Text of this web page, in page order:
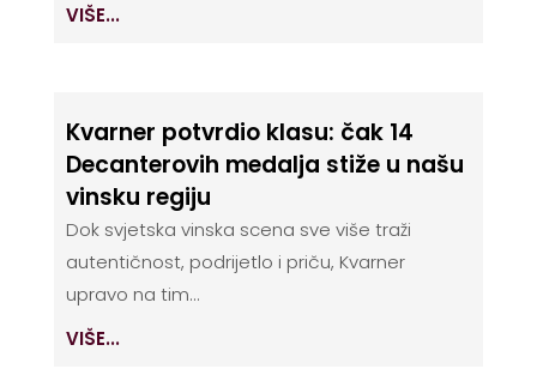
VIŠE...
Kvarner potvrdio klasu: čak 14
Decanterovih medalja stiže u našu
vinsku regiju
Dok svjetska vinska scena sve više traži
autentičnost, podrijetlo i priču, Kvarner
upravo na tim...
VIŠE...